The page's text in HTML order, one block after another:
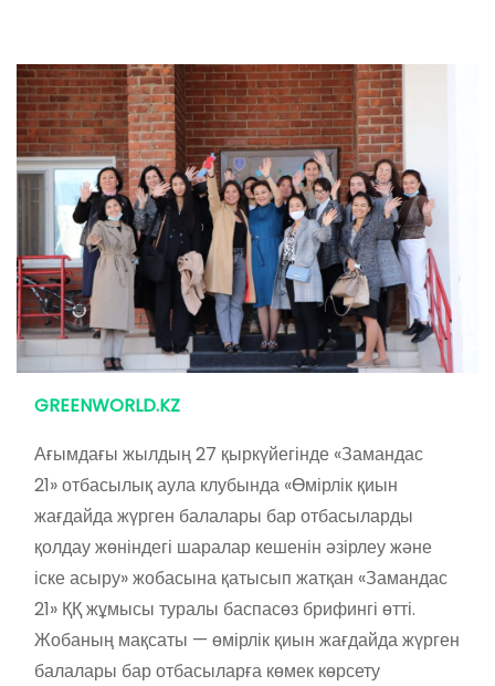
GREENWORLD.KZ
Ағымдағы жылдың 27 қыркүйегінде «Замандас
21» отбасылық аула клубында «Өмірлік қиын
жағдайда жүрген балалары бар отбасыларды
қолдау жөніндегі шаралар кешенін әзірлеу және
іске асыру» жобасына қатысып жатқан «Замандас
21» ҚҚ жұмысы туралы баспасөз брифингі өтті.
Жобаның мақсаты — өмірлік қиын жағдайда жүрген
балалары бар отбасыларға көмек көрсету